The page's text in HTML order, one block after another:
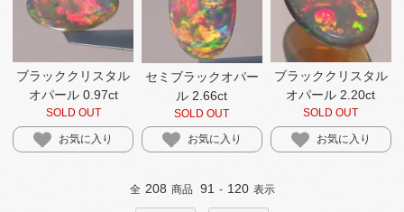
ブラッククリスタル
オパール 0.97ct
SOLD OUT
お気に入り
セミブラックオパー
ル 2.66ct
SOLD OUT
お気に入り
ブラッククリスタル
オパール 2.20ct
SOLD OUT
お気に入り
全 208 商品 91 - 120 表示